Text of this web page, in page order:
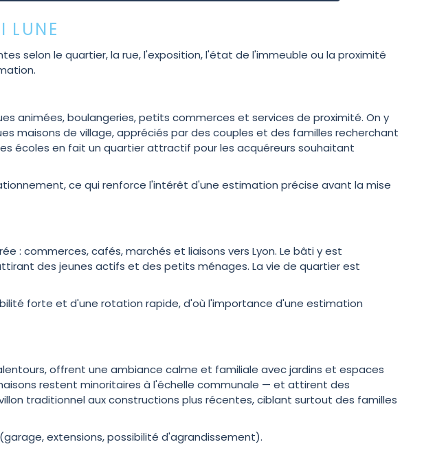
LUNE
selon le quartier, la rue, l'exposition, l'état de l'immeuble ou la proximité
animées, boulangeries, petits commerces et services de proximité. On y
maisons de village, appréciés par des couples et des familles recherchant
écoles en fait un quartier attractif pour les acquéreurs souhaitant
ce qui renforce l'intérêt d'une estimation précise avant la mise
: commerces, cafés, marchés et liaisons vers Lyon. Le bâti y est
des jeunes actifs et des petits ménages. La vie de quartier est
forte et d'une rotation rapide, d'où l'importance d'une estimation
offrent une ambiance calme et familiale avec jardins et espaces
restent minoritaires à l'échelle communale — et attirent des
traditionnel aux constructions plus récentes, ciblant surtout des familles
extensions, possibilité d'agrandissement).